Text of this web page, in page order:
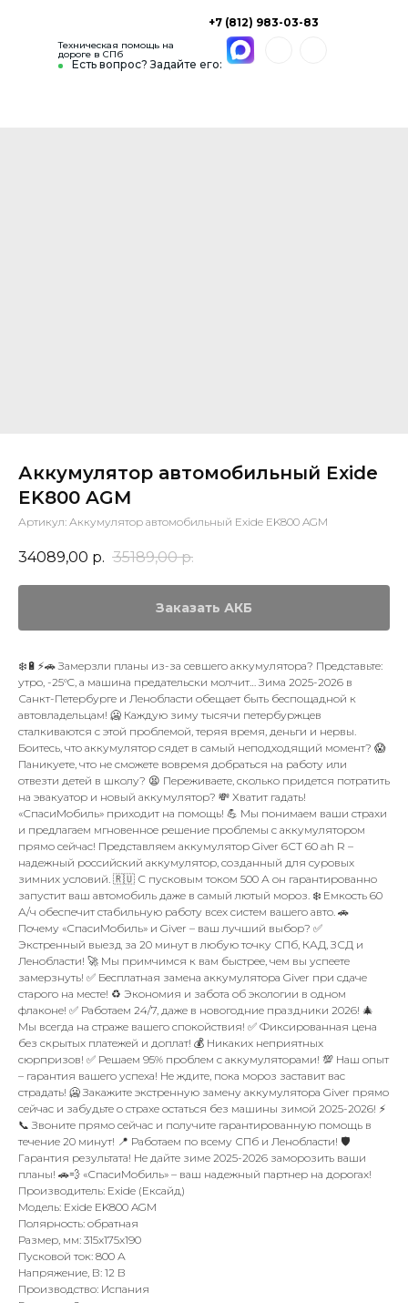
Есть вопрос? Задайте его:
+7 (812) 983-03-83
Техническая помощь на
дороге в СПб
Аккумулятор автомобильный Exide
EK800 AGM
Артикул: Аккумулятор автомобильный Exide EK800 AGM
34089,00 р. 35189,00 р.
Заказать АКБ
❄️🔋⚡🚗 Замерзли планы из-за севшего аккумулятора? Представьте:
утро, -25°C, а машина предательски молчит… Зима 2025-2026 в
Санкт-Петербурге и Ленобласти обещает быть беспощадной к
автовладельцам! 🥶 Каждую зиму тысячи петербуржцев
сталкиваются с этой проблемой, теряя время, деньги и нервы.
Боитесь, что аккумулятор сядет в самый неподходящий момент? 😱
Паникуете, что не сможете вовремя добраться на работу или
отвезти детей в школу? 😫 Переживаете, сколько придется потратить
на эвакуатор и новый аккумулятор? 💸 Хватит гадать!
«СпасиМобиль» приходит на помощь! 💪 Мы понимаем ваши страхи
и предлагаем мгновенное решение проблемы с аккумулятором
прямо сейчас! Представляем аккумулятор Giver 6СТ 60 ah R –
надежный российский аккумулятор, созданный для суровых
зимних условий. 🇷🇺 С пусковым током 500 А он гарантированно
запустит ваш автомобиль даже в самый лютый мороз. ❄️ Емкость 60
А/ч обеспечит стабильную работу всех систем вашего авто. 🚗
Почему «СпасиМобиль» и Giver – ваш лучший выбор? ✅
Экстренный выезд за 20 минут в любую точку СПб, КАД, ЗСД и
Ленобласти! 🚀 Мы примчимся к вам быстрее, чем вы успеете
замерзнуть! ✅ Бесплатная замена аккумулятора Giver при сдаче
старого на месте! ♻️ Экономия и забота об экологии в одном
флаконе! ✅ Работаем 24/7, даже в новогодние праздники 2026! 🎄
Мы всегда на страже вашего спокойствия! ✅ Фиксированная цена
без скрытых платежей и доплат! 💰 Никаких неприятных
сюрпризов! ✅ Решаем 95% проблем с аккумуляторами! 💯 Наш опыт
– гарантия вашего успеха! Не ждите, пока мороз заставит вас
страдать! 🥶 Закажите экстренную замену аккумулятора Giver прямо
сейчас и забудьте о страхе остаться без машины зимой 2025-2026! ⚡
📞 Звоните прямо сейчас и получите гарантированную помощь в
течение 20 минут! 📍 Работаем по всему СПб и Ленобласти! 🛡️
Гарантия результата! Не дайте зиме 2025-2026 заморозить ваши
планы! 🚗💨 «СпасиМобиль» – ваш надежный партнер на дорогах!
Производитель: Exide (Ексайд)
Модель: Exide EK800 AGM
Полярность: обратная
Размер, мм: 315x175x190
Пусковой ток: 800 А
Напряжение, В: 12 В
Производство: Испания